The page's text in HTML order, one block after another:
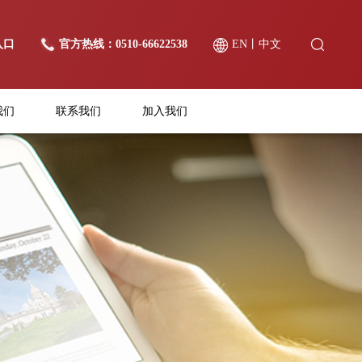
EN丨 中文
官方热线：0510-66622538
们 联系我们 加入我们